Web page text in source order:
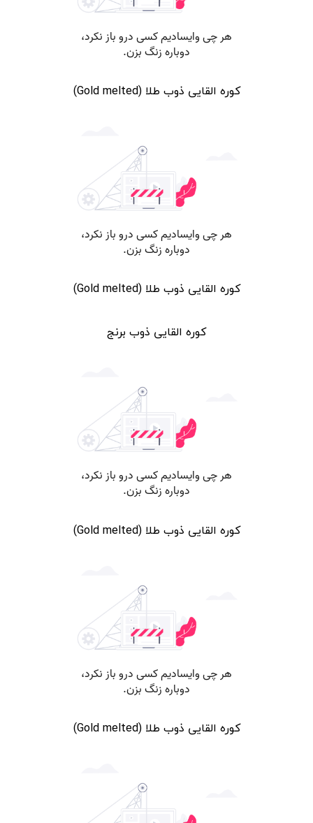
کوره القایی ذوب طلا (Gold melted)
کوره القایی ذوب طلا (Gold melted)
کوره القایی ذوب برنج
کوره القایی ذوب طلا (Gold melted)
کوره القایی ذوب طلا (Gold melted)